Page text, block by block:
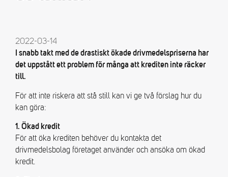
2022-03-14
I snabb takt med de drastiskt ökade drivmedelspriserna har
det uppstått ett problem för många att krediten inte räcker
till.
För att inte riskera att stå still kan vi ge två förslag hur du
kan göra:
1. Ökad kredit
För att öka krediten behöver du kontakta det
drivmedelsbolag företaget använder och ansöka om ökad
kredit.